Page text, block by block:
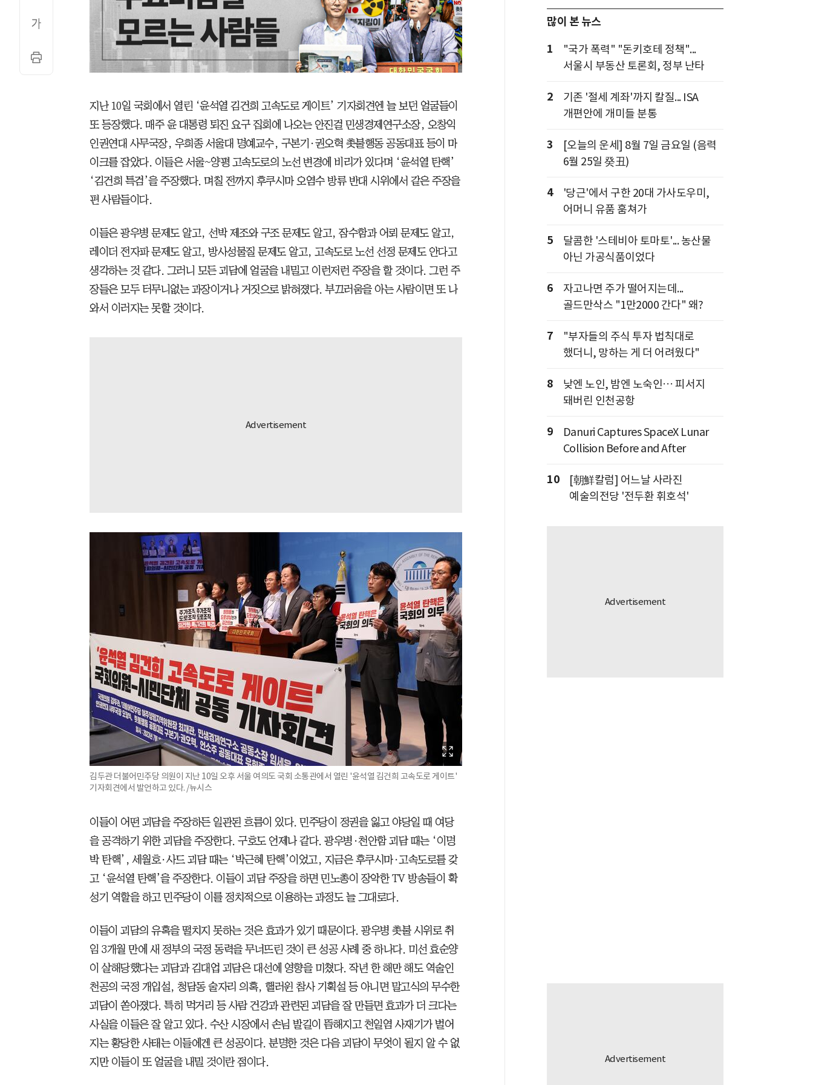
지난 10일 국회에서 열린 ‘윤석열 김건희 고속도로 게이트’ 기자회견엔 늘 보던 얼굴들이
또 등장했다. 매주 윤 대통령 퇴진 요구 집회에 나오는 안진걸 민생경제연구소장, 오창익
인권연대 사무국장, 우희종 서울대 명예교수, 구본기·권오혁 촛불행동 공동대표 등이 마
이크를 잡았다. 이들은 서울~양평 고속도로의 노선 변경에 비리가 있다며 ‘윤석열 탄핵’
‘김건희 특검’을 주장했다. 며칠 전까지 후쿠시마 오염수 방류 반대 시위에서 같은 주장을
편 사람들이다.
이들은 광우병 문제도 알고, 선박 제조와 구조 문제도 알고, 잠수함과 어뢰 문제도 알고,
레이더 전자파 문제도 알고, 방사성물질 문제도 알고, 고속도로 노선 선정 문제도 안다고
생각하는 것 같다. 그러니 모든 괴담에 얼굴을 내밀고 이런저런 주장을 할 것이다. 그런 주
장들은 모두 터무니없는 과장이거나 거짓으로 밝혀졌다. 부끄러움을 아는 사람이면 또 나
와서 이러지는 못할 것이다.
김두관 더불어민주당 의원이 지난 10일 오후 서울 여의도 국회 소통관에서 열린 '윤석열 김건희 고속도로 게이트'
기자회견에서 발언하고 있다. /뉴시스
이들이 어떤 괴담을 주장하든 일관된 흐름이 있다. 민주당이 정권을 잃고 야당일 때 여당
을 공격하기 위한 괴담을 주장한다. 구호도 언제나 같다. 광우병·천안함 괴담 때는 ‘이명
박 탄핵’, 세월호·사드 괴담 때는 ‘박근혜 탄핵’이었고, 지금은 후쿠시마·고속도로를 갖
고 ‘윤석열 탄핵’을 주장한다. 이들이 괴담 주장을 하면 민노총이 장악한 TV 방송들이 확
성기 역할을 하고 민주당이 이를 정치적으로 이용하는 과정도 늘 그대로다.
이들이 괴담의 유혹을 떨치지 못하는 것은 효과가 있기 때문이다. 광우병 촛불 시위로 취
임 3개월 만에 새 정부의 국정 동력을 무너뜨린 것이 큰 성공 사례 중 하나다. 미선 효순양
이 살해당했다는 괴담과 김대업 괴담은 대선에 영향을 미쳤다. 작년 한 해만 해도 역술인
천공의 국정 개입설, 청담동 술자리 의혹, 핼러윈 참사 기획설 등 아니면 말고식의 무수한
괴담이 쏟아졌다. 특히 먹거리 등 사람 건강과 관련된 괴담을 잘 만들면 효과가 더 크다는
사실을 이들은 잘 알고 있다. 수산 시장에서 손님 발길이 뜸해지고 천일염 사재기가 벌어
지는 황당한 사태는 이들에겐 큰 성공이다. 분명한 것은 다음 괴담이 무엇이 될지 알 수 없
지만 이들이 또 얼굴을 내밀 것이란 점이다.
많이 본 뉴스
1
"국가 폭력" "돈키호테 정책"...
서울시 부동산 토론회, 정부 난타
2
기존 '절세 계좌'까지 칼질... ISA
개편안에 개미들 분통
3
[오늘의 운세] 8월 7일 금요일 (음력
6월 25일 癸丑)
4
'당근'에서 구한 20대 가사도우미,
어머니 유품 훔쳐가
5
달콤한 '스테비아 토마토'... 농산물
아닌 가공식품이었다
6
자고나면 주가 떨어지는데...
골드만삭스 "1만2000 간다" 왜?
7
"부자들의 주식 투자 법칙대로
했더니, 망하는 게 더 어려웠다"
8
낮엔 노인, 밤엔 노숙인… 피서지
돼버린 인천공항
9
Danuri Captures SpaceX Lunar
Collision Before and After
10
[朝鮮칼럼] 어느날 사라진
예술의전당 '전두환 휘호석'